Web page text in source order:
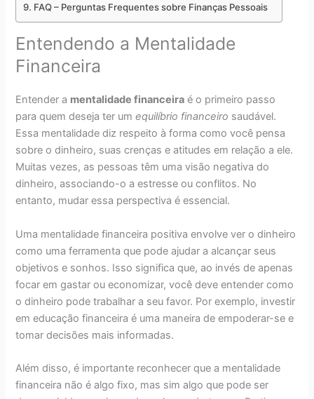
FAQ – Perguntas Frequentes sobre Finanças Pessoais
Entendendo a Mentalidade
Financeira
Entender a mentalidade financeira é o primeiro passo
para quem deseja ter umequilíbrio financeiro saudável.
Essa mentalidade diz respeito à forma como você pensa
sobre o dinheiro, suas crenças e atitudes em relação a ele.
Muitas vezes, as pessoas têm uma visão negativa do
dinheiro, associando-o a estresse ou conflitos. No
entanto, mudar essa perspectiva é essencial.
Uma mentalidade financeira positiva envolve ver o dinheiro
como uma ferramenta que pode ajudar a alcançar seus
objetivos e sonhos. Isso significa que, ao invés de apenas
focar em gastar ou economizar, você deve entender como
o dinheiro pode trabalhar a seu favor. Por exemplo, investir
em educação financeira é uma maneira de empoderar-se e
tomar decisões mais informadas.
Além disso, é importante reconhecer que a mentalidade
financeira não é algo fixo, mas sim algo que pode ser